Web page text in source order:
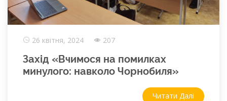
26 квітня, 2024 207
Захід «Вчимося на помилках
минулого: навколо Чорнобиля»
Читати Далі